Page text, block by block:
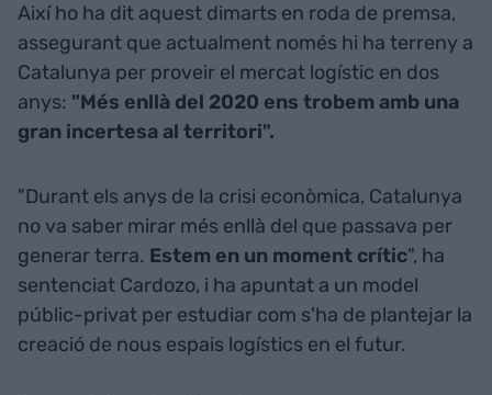
Així ho ha dit aquest dimarts en roda de premsa,
assegurant que actualment només hi ha terreny a
Catalunya per proveir el mercat logístic en dos
anys: "Més enllà del 2020 ens trobem amb una
gran incertesa al territori".
"Durant els anys de la crisi econòmica, Catalunya
no va saber mirar més enllà del que passava per
generar terra. Estem en un moment crític", ha
sentenciat Cardozo, i ha apuntat a un model
públic-privat per estudiar com s'ha de plantejar la
creació de nous espais logístics en el futur.